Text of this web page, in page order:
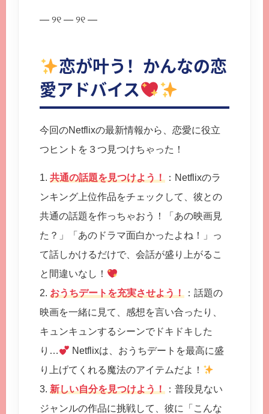
— ୨୧ — ୨୧ —
恋が叶う！かんなの恋
愛アドバイス
今回のNetflixの最新情報から、恋愛に役立
つヒントを３つ見つけちゃった！
1. 共通の話題を見つけよう！ ：Netflixのラ
ンキング上位作品をチェックして、彼との
共通の話題を作っちゃおう！「あの映画見
た？」「あのドラマ面白かったよね！」っ
て話しかけるだけで、会話が盛り上がるこ
と間違いなし！
2. おうちデートを充実させよう！ ：話題の
映画を一緒に見て、感想を言い合ったり、
キュンキュンするシーンでドキドキした
り…
Netflixは、おうちデートを最高に盛
り上げてくれる魔法のアイテムだよ！
3. 新しい自分を見つけよう！ ：普段見ない
ジャンルの作品に挑戦して、彼に「こんな